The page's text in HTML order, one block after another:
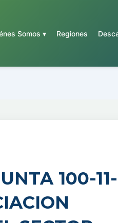
Somos ▾ Regiones
100-11-